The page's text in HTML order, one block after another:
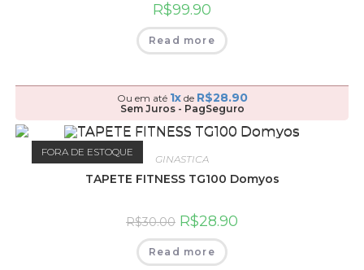
R$99.90
Read more
Ou em até 1xde R$28.90
Sem Juros - PagSeguro
FORA DE ESTOQUE
GINASTICA
TAPETE FITNESS TG100 Domyos
R$30.00 R$28.90
Read more